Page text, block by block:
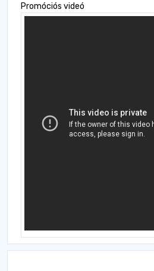
Promóciós videó